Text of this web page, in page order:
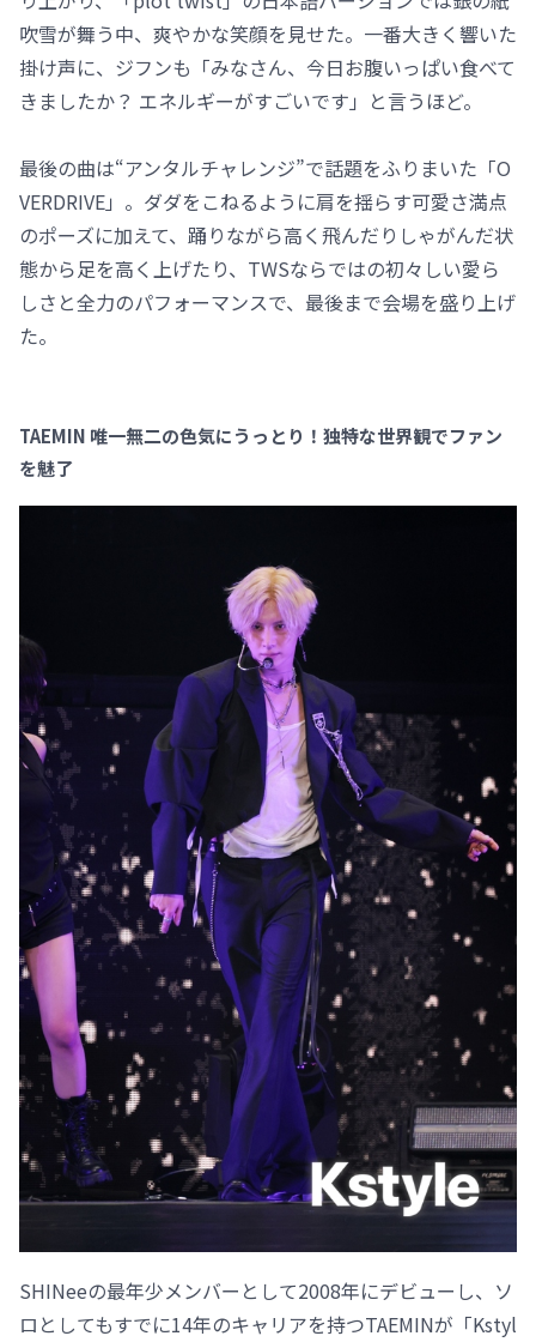
吹雪が舞う中、爽やかな笑顔を見せた。一番大きく響いた
掛け声に、ジフンも「みなさん、今日お腹いっぱい食べて
きましたか？ エネルギーがすごいです」と言うほど。
最後の曲は“アンタルチャレンジ”で話題をふりまいた「O
VERDRIVE」。ダダをこねるように肩を揺らす可愛さ満点
のポーズに加えて、踊りながら高く飛んだりしゃがんだ状
態から足を高く上げたり、TWSならではの初々しい愛ら
しさと全力のパフォーマンスで、最後まで会場を盛り上げ
た。
TAEMIN 唯一無二の色気にうっとり！独特な世界観でファン
を魅了
SHINeeの最年少メンバーとして2008年にデビューし、ソ
ロとしてもすでに14年のキャリアを持つTAEMINが「Kstyl